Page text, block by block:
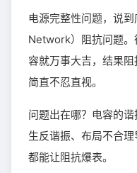
电源完整性问题，说
Network）阻抗问题
容就万事大吉，结果阻
简直不忍直视。
问题出在哪？电容的
生反谐振、布局不合
都能让阻抗爆表。